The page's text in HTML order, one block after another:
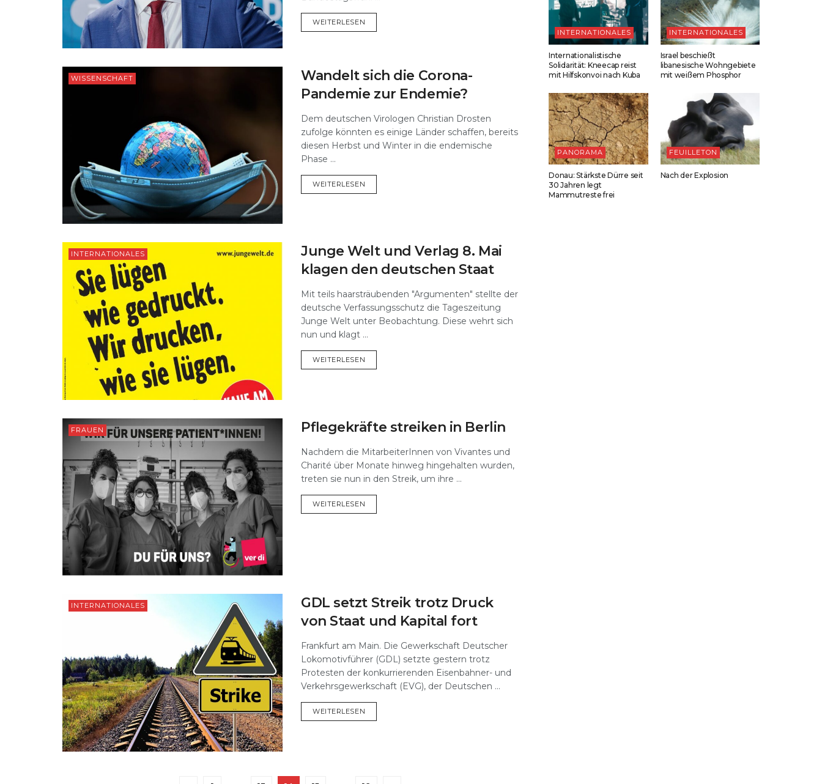
WEITERLESEN
WISSENSCHAFT
Wandelt sich die Corona-
Pandemie zur Endemie?
Dem deutschen Virologen Christian Drosten
zufolge könnten es einige Länder schaffen, bereits
diesen Herbst und Winter in die endemische
Phase ...
WEITERLESEN
INTERNATIONALES
Junge Welt und Verlag 8. Mai
klagen den deutschen Staat
Mit teils haarsträubenden "Argumenten" stellte der
deutsche Verfassungsschutz die Tageszeitung
Junge Welt unter Beobachtung. Diese wehrt sich
nun und klagt ...
WEITERLESEN
FRAUEN Pflegekräfte streiken in Berlin
Nachdem die MitarbeiterInnen von Vivantes und
Charité über Monate hinweg hingehalten wurden,
treten sie nun in den Streik, um ihre ...
WEITERLESEN
INTERNATIONALES
GDL setzt Streik trotz Druck
von Staat und Kapital fort
Frankfurt am Main. Die Gewerkschaft Deutscher
Lokomotivführer (GDL) setzte gestern trotz
Protesten der konkurrierenden Eisenbahner- und
Verkehrsgewerkschaft (EVG), der Deutschen ...
WEITERLESEN
INTERNATIONALES
Internationalistische
Solidarität: Kneecap reist
mit Hilfskonvoi nach Kuba
INTERNATIONALES
Israel beschießt
libanesische Wohngebiete
mit weißem Phosphor
PANORAMA
Donau: Stärkste Dürre seit
30 Jahren legt
Mammutreste frei
FEUILLETON
Nach der Explosion